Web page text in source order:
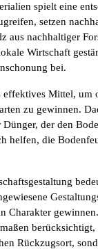
spielt eine
setzen
aus nachhaltiger
Wirtschaft
bei.
effektives Mittel,
zu gewinnen.
der den
helfen, die
Charakter
Rückzugsort,